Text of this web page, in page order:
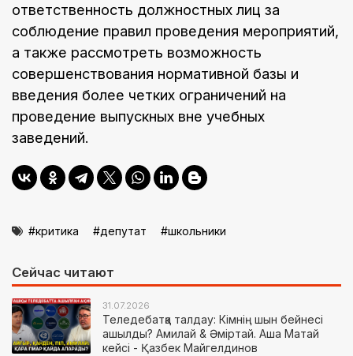
ответственность должностных лиц за
соблюдение правил проведения мероприятий,
а также рассмотреть возможность
совершенствования нормативной базы и
введения более четких ограничений на
проведение выпускных вне учебных
заведений.
критика депутат школьники
Сейчас читают
31.07.2026
Теледебатқа талдау: Кімнің шын бейнесі
ашылды? Амилай & Әміртай. Аша Матай
кейсі - Қазбек Майгелдинов